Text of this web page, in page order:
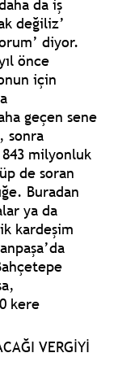
da iş
değiliz’
diyor.
önce
için
geçen sene
sonra
milyonluk
de soran
Buradan
ya da
kardeşim
kere
VERGİYİ